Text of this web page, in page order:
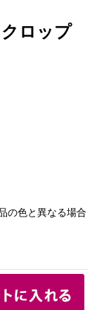
ロップ
の色と異なる場合